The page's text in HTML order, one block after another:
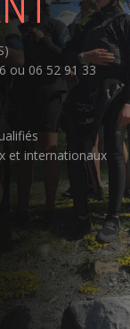
ou 06 52 91 33
et internationaux